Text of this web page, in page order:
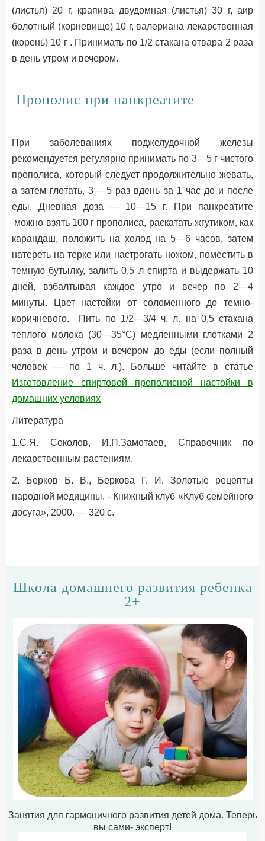
(листья) 20 г, крапива двудомная (листья) 30 г, аир
болотный (корневище) 10 г, валериана лекарственная
(корень) 10 г . Принимать по 1/2 стакана отвара 2 раза
в день утром и вечером.
Прополис при панкреатите
При заболеваниях поджелудочной железы
рекомендуется регулярно принимать по 3—5 г чистого
прополиса, который следует продолжительно жевать,
а затем глотать, 3— 5 раз вдень за 1 час до и после
еды. Дневная доза — 10—15 г. При панкреатите
можно взять 100 г прополиса, раскатать жгутиком, как
карандаш, положить на холод на 5—6 часов, затем
натереть на терке или настрогать ножом, поместить в
темную бутылку, залить 0,5 л спирта и выдержать 10
дней, взбалтывая каждое утро и вечер по 2—4
минуты. Цвет настойки от соломенного до темно-
коричневого. Пить по 1/2—3/4 ч. л. на 0,5 стакана
теплого молока (30—35°С) медленными глотками 2
раза в день утром и вечером до еды (если полный
человек — по 1 ч. л.). Больше читайте в статье
Изготовление спиртовой прополисной настойки в
домашних условиях
Литература
1.С.Я. Соколов, И.П.Замотаев, Справочник по
лекарственным растениям.
2. Берков Б. В., Беркова Г. И. Золотые рецепты
народной медицины. - Книжный клуб «Клуб семейного
досуга», 2000. — 320 с.
Школа домашнего развития ребенка
2+
Занятия для гармоничного развития детей дома. Теперь
вы сами- эксперт!